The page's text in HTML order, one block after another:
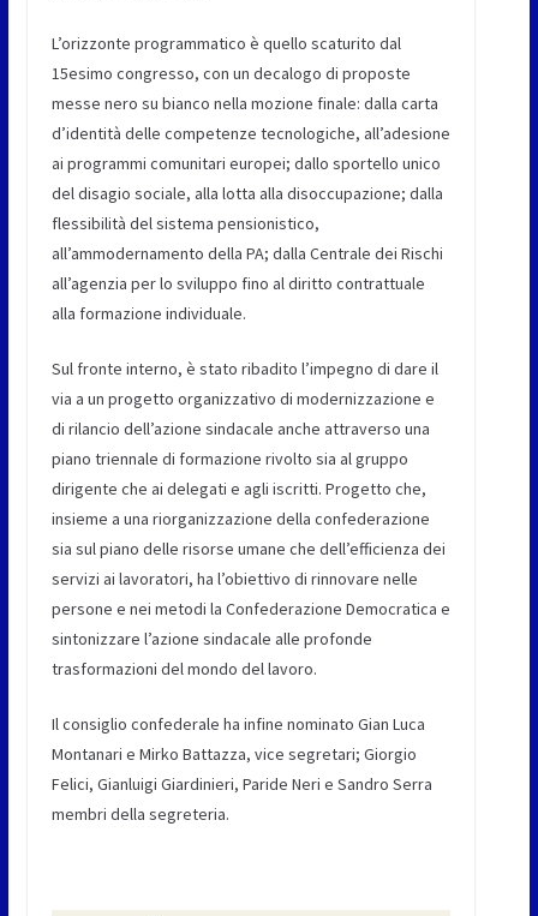
L’orizzonte programmatico è quello scaturito dal
15esimo congresso, con un decalogo di proposte
messe nero su bianco nella mozione finale: dalla carta
d’identità delle competenze tecnologiche, all’adesione
ai programmi comunitari europei; dallo sportello unico
del disagio sociale, alla lotta alla disoccupazione; dalla
flessibilità del sistema pensionistico,
all’ammodernamento della PA; dalla Centrale dei Rischi
all’agenzia per lo sviluppo fino al diritto contrattuale
alla formazione individuale.
Sul fronte interno, è stato ribadito l’impegno di dare il
via a un progetto organizzativo di modernizzazione e
di rilancio dell’azione sindacale anche attraverso una
piano triennale di formazione rivolto sia al gruppo
dirigente che ai delegati e agli iscritti. Progetto che,
insieme a una riorganizzazione della confederazione
sia sul piano delle risorse umane che dell’efficienza dei
servizi ai lavoratori, ha l’obiettivo di rinnovare nelle
persone e nei metodi la Confederazione Democratica e
sintonizzare l’azione sindacale alle profonde
trasformazioni del mondo del lavoro.
Il consiglio confederale ha infine nominato Gian Luca
Montanari e Mirko Battazza, vice segretari; Giorgio
Felici, Gianluigi Giardinieri, Paride Neri e Sandro Serra
membri della segreteria.